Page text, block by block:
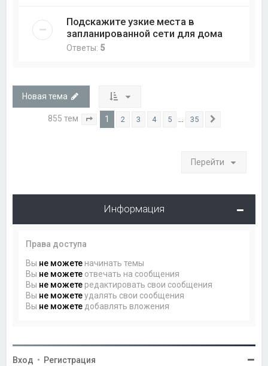
Подскажите узкие места в
запланированной сети для дома
Ответы: 5
Новая тема
855 тем Страница из 35
1 2 3 4 5 … 35
Перейти
Информация
Права доступа
Вы не можете начинать темы
Вы не можете отвечать на сообщения
Вы не можете редактировать свои сообщения
Вы не можетеудалять свои сообщения
Вы не можете добавлять вложения
Вход • Регистрация